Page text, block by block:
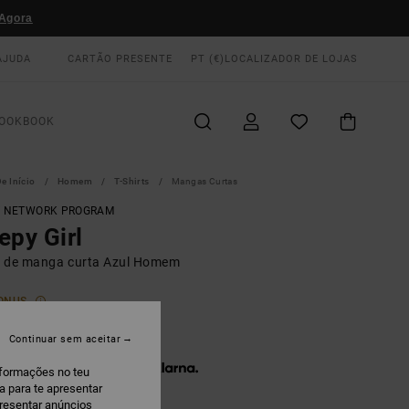
CARTÃO PRESENTE PT (€) LOCALIZADOR DE LOJAS
Início Homem T-Shirts Mangas Curtas
NETWORK PROGRAM
Girl
de manga curta Azul Homem
€ 11,67 sem juros com a
no teu
para te apresentar
anúncios
Continuar sem aceitar